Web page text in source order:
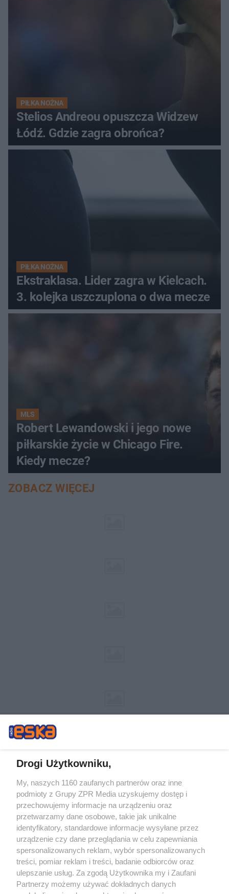
PIŁKA NOŻNA
Stelios Andreou opuszcza Widzew
Łódź. Gdzie zagra obrońca?
PIŁKA NOŻNA
Ekstraklasa. Lider zagra w Kielcach.
3. kolejka uszczuplona o dwa mecze
MLS
Robert Lewandowski i jego nowe
piłkarskie życie w Chicago Fire.
Kiedy mecze?
ZOBACZ WIĘCEJ
Żaden utwór zamieszczony w serwisie nie może być powielany i
rozpowszechniany lub dalej rozpowszechniany w jakikolwiek sposób (w
tym także elektroniczny lub mechaniczny) na jakimkolwiek polu
eksploatacji w jakiejkolwiek formie, włącznie z umieszczaniem w Internecie
bez pisemnej zgody właściciela praw. Jakiekolwiek użycie lub
wykorzystanie utworów w całości lub w części z naruszeniem prawa, tzn.
bez właściwej zgody, jest zabronione pod groźbą kary i może być ścigane
prawnie.
Drogi Użytkowniku,
My, naszych 1160 zaufanych partnerów oraz inne
podmioty z Grupy ZPR Media uzyskujemy dostęp i
przechowujemy informacje na urządzeniu oraz
przetwarzamy dane osobowe, takie jak unikalne
identyfikatory, standardowe informacje wysyłane przez
urządzenie czy dane przeglądania w celu zapewniania
spersonalizowanych reklam, wybór spersonalizowanych
treści, pomiar reklam i treści, badanie odbiorców oraz
ulepszanie usług. Za zgodą Użytkownika my i Zaufani
Partnerzy możemy używać dokładnych danych